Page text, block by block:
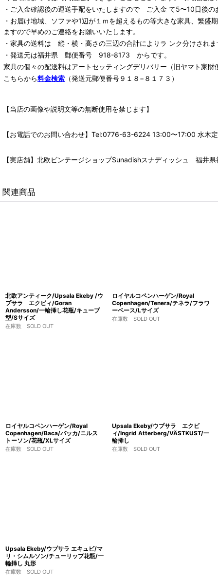
・ご入金確認後の運送手配をいたしますので ご入金 て5〜10日後の
・お届け地域、ソファや1辺が１ｍを超えるもの等大きな家具、繁
ますので早めのご連絡をお願いいたします。
・家具の送料は 縦・横・高さの三辺の合計によりラ ンク分けされま
・発送元は福井県 郵便番号 918-8173 からです。
家具の個々の配送料はアートセッティングデリバリー （旧ヤマト家財
こちらから料金検索 （発送元郵便番号９１８−８１７３）
【当店の画像や説明文等の無断使用を禁じます】
【お電話でのお問い合わせ】Tel:0776-63-6224 13:00〜17:00 水木
【実店舗】北欧ビンテージショップSunadishスナディッシュ 福井
関連商品
北欧アンティーク/Upsala Ekeby /ウ
プサラ エクビィ/Goran
Andersson/一輪挿し花瓶/キューブ
型/Sサイズ
在庫数 SOLD OUT
ロイヤルコペンハーゲン/Royal
Copenhagen/Tenera/テネラ/フラワ
ーベース/Lサイズ
在庫数 SOLD OUT
ロイヤルコペンハーゲン/Royal
Copenhagen/Baca/バッカ/ニルス
トーソン/花瓶/XLサイズ
在庫数 SOLD OUT
Upsala Ekeby/ウプサラ エクビ
ィ/Ingrid Atterberg/VÄSTKUST/一
輪挿し
在庫数 SOLD OUT
Upsala Ekeby/ウプサラ エキュビ/マ
リ・シムルソン/チューリップ花瓶/一
輪挿し 丸形
在庫数 SOLD OUT